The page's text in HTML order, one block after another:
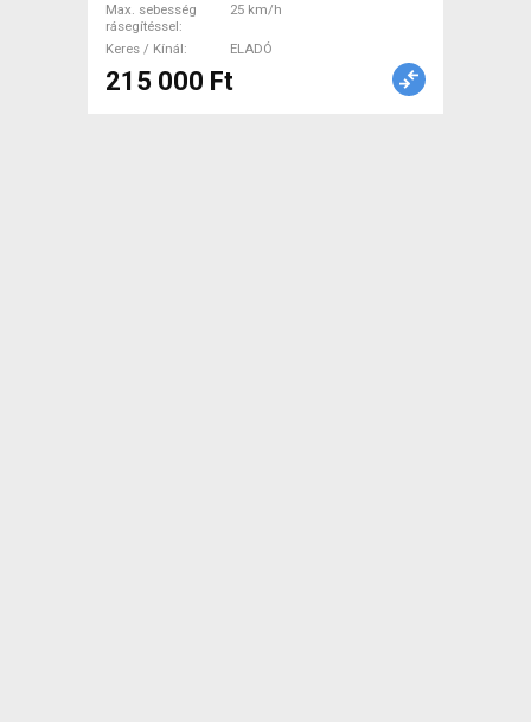
Max. sebesség
rásegítéssel
25 km/h
Keres / Kínál ELADÓ
215 000 Ft